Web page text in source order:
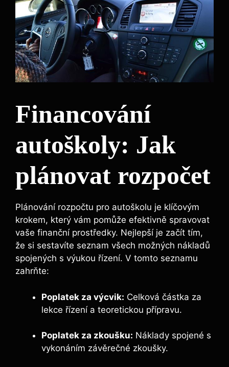
Financování
autoškoly: Jak
plánovat rozpočet
Plánování rozpočtu pro autoškolu je klíčovým
krokem, který ⁣vám pomůže efektivně spravovat
vaše finanční prostředky. Nejlepší je začít tím,
že si sestavíte seznam všech možných nákladů
spojených ⁢s výukou řízení. V tomto seznamu
zahrňte:
Poplatek za‌ výcvik: Celková částka za
lekce řízení a teoretickou ⁤přípravu.
Poplatek za zkoušku: Náklady spojené s
vykonáním závěrečné zkoušky.